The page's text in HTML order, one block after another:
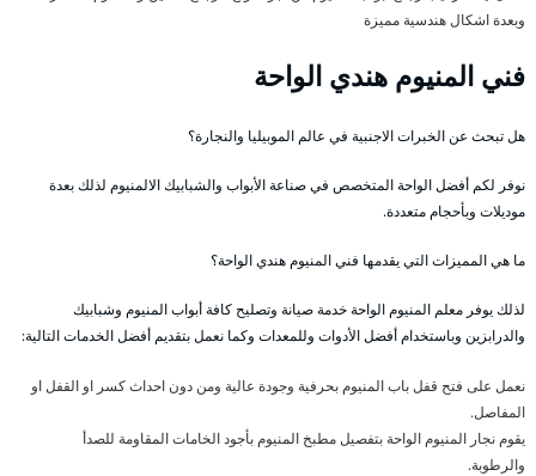
وبعدة اشكال هندسية مميزة
فني المنيوم هندي الواحة
هل تبحث عن الخبرات الاجنبية في عالم الموبيليا والنجارة؟
نوفر لكم أفضل الواحة المتخصص في صناعة الأبواب والشبابيك الالمنيوم لذلك بعدة
موديلات وبأحجام متعددة.
ما هي المميزات التي يقدمها فني المنيوم هندي الواحة؟
لذلك يوفر معلم المنيوم الواحة خدمة صيانة وتصليح كافة أبواب المنيوم وشبابيك
والدرابزين وباستخدام أفضل الأدوات وللمعدات وكما نعمل بتقديم أفضل الخدمات التالية:
نعمل على فتح قفل باب المنيوم بحرفية وجودة عالية ومن دون احداث كسر او القفل او
المفاصل.
يقوم نجار المنيوم الواحة بتفصيل مطبخ المنيوم بأجود الخامات المقاومة للصدأ
والرطوبة.